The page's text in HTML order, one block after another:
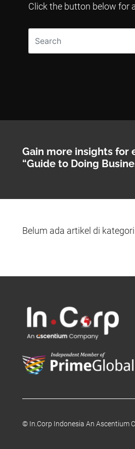
Click the button below for
Gain more insights for
“Guide to Doing
Belum ada artikel di
© In.Corp Indonesia An Ascentium